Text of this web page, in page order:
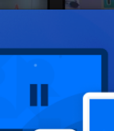
Ep. 19